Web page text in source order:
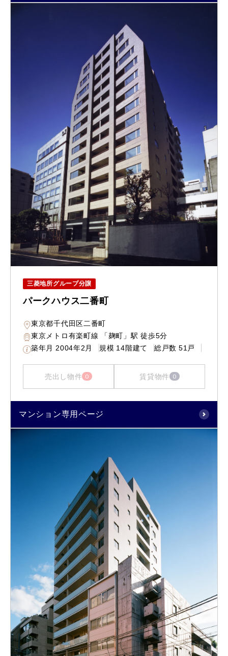
三菱地所グループ分譲
パークハウス二番町
東京都千代田区二番町
東京メトロ有楽町線 「麹町」駅 徒歩5分
築年月 2004年2月 規模 14階建て 総戸数 51戸
売出し物件 0 賃貸物件 0
マンション専用ページ